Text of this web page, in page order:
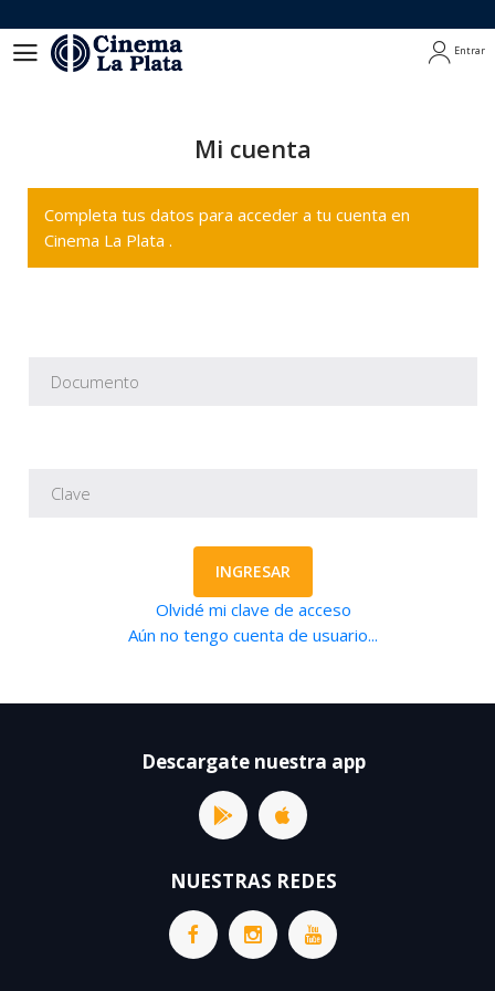
Entrar
Mi cuenta
Completa tus datos para acceder a tu cuenta en
Cinema La Plata .
INGRESAR
Olvidé mi clave de acceso
Aún no tengo cuenta de usuario...
Descargate nuestra app
NUESTRAS REDES